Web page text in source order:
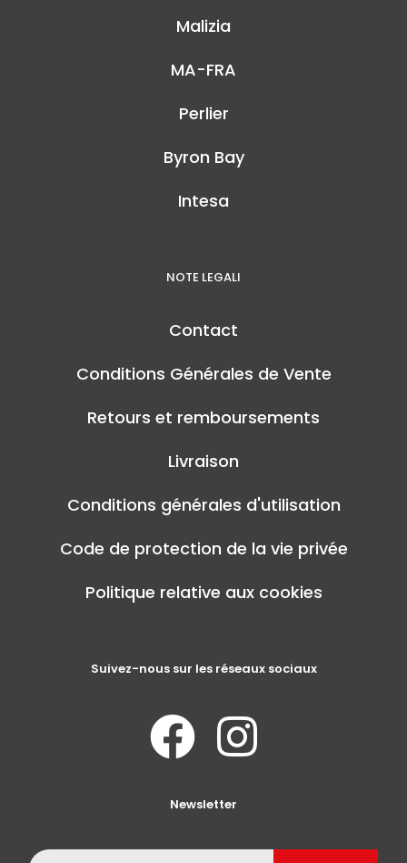
Malizia
MA-FRA
Perlier
Byron Bay
Intesa
NOTE LEGALI
Contact
Conditions Générales de Vente
Retours et remboursements
Livraison
Conditions générales d'utilisation
Code de protection de la vie privée
Politique relative aux cookies
Suivez-nous sur les réseaux sociaux
Newsletter